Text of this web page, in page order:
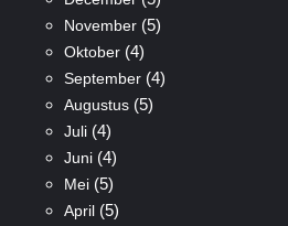
November(5)
Oktober(4)
September(4)
Augustus(5)
Juli(4)
Juni(4)
Mei(5)
April(5)